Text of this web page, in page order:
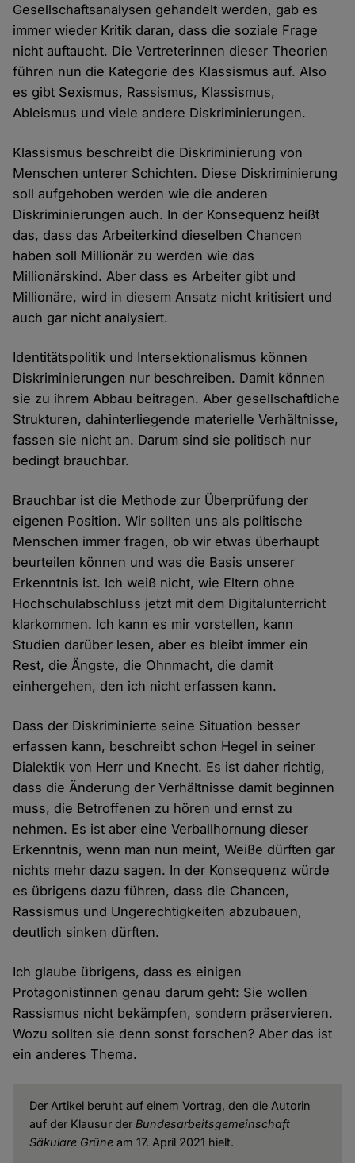
Gesellschaftsanalysen gehandelt werden, gab es
immer wieder Kritik daran, dass die soziale Frage
nicht auftaucht. Die Vertreterinnen dieser Theorien
führen nun die Kategorie des Klassismus auf. Also
es gibt Sexismus, Rassismus, Klassismus,
Ableismus und viele andere Diskriminierungen.
Klassismus beschreibt die Diskriminierung von
Menschen unterer Schichten. Diese Diskriminierung
soll aufgehoben werden wie die anderen
Diskriminierungen auch. In der Konsequenz heißt
das, dass das Arbeiterkind dieselben Chancen
haben soll Millionär zu werden wie das
Millionärskind. Aber dass es Arbeiter gibt und
Millionäre, wird in diesem Ansatz nicht kritisiert und
auch gar nicht analysiert.
Identitätspolitik und Intersektionalismus können
Diskriminierungen nur beschreiben. Damit können
sie zu ihrem Abbau beitragen. Aber gesellschaftliche
Strukturen, dahinterliegende materielle Verhältnisse,
fassen sie nicht an. Darum sind sie politisch nur
bedingt brauchbar.
Brauchbar ist die Methode zur Überprüfung der
eigenen Position. Wir sollten uns als politische
Menschen immer fragen, ob wir etwas überhaupt
beurteilen können und was die Basis unserer
Erkenntnis ist. Ich weiß nicht, wie Eltern ohne
Hochschulabschluss jetzt mit dem Digitalunterricht
klarkommen. Ich kann es mir vorstellen, kann
Studien darüber lesen, aber es bleibt immer ein
Rest, die Ängste, die Ohnmacht, die damit
einhergehen, den ich nicht erfassen kann.
Dass der Diskriminierte seine Situation besser
erfassen kann, beschreibt schon Hegel in seiner
Dialektik von Herr und Knecht. Es ist daher richtig,
dass die Änderung der Verhältnisse damit beginnen
muss, die Betroffenen zu hören und ernst zu
nehmen. Es ist aber eine Verballhornung dieser
Erkenntnis, wenn man nun meint, Weiße dürften gar
nichts mehr dazu sagen. In der Konsequenz würde
es übrigens dazu führen, dass die Chancen,
Rassismus und Ungerechtigkeiten abzubauen,
deutlich sinken dürften.
Ich glaube übrigens, dass es einigen
Protagonistinnen genau darum geht: Sie wollen
Rassismus nicht bekämpfen, sondern präservieren.
Wozu sollten sie denn sonst forschen? Aber das ist
ein anderes Thema.
Der Artikel beruht auf einem Vortrag, den die Autorin
auf der Klausur der Bundesarbeitsgemeinschaft
Säkulare Grüneam 17. April 2021 hielt.